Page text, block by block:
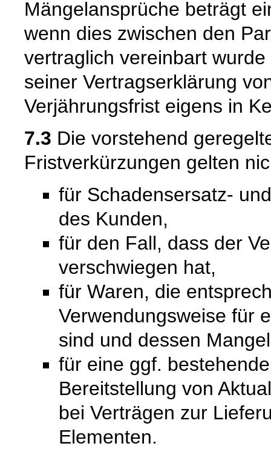
Mängelansprüche beträgt
wenn dies zwischen den
vertraglich vereinbart
seiner Vertragserklärung
Verjährungsfrist eigens in
7.3 Die vorstehend
Fristverkürzungen gelten
für Schadensersatz-
des Kunden,
für den Fall, dass der
verschwiegen hat,
für Waren, die
Verwendungsweise für
sind und dessen
für eine ggf.
Bereitstellung von
bei Verträgen zur
Elementen.